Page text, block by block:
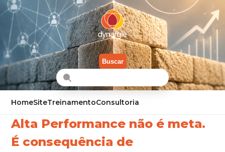
Buscar
HomeSiteTreinamentoConsultoria
Alta Performance não é meta.
É consequência de